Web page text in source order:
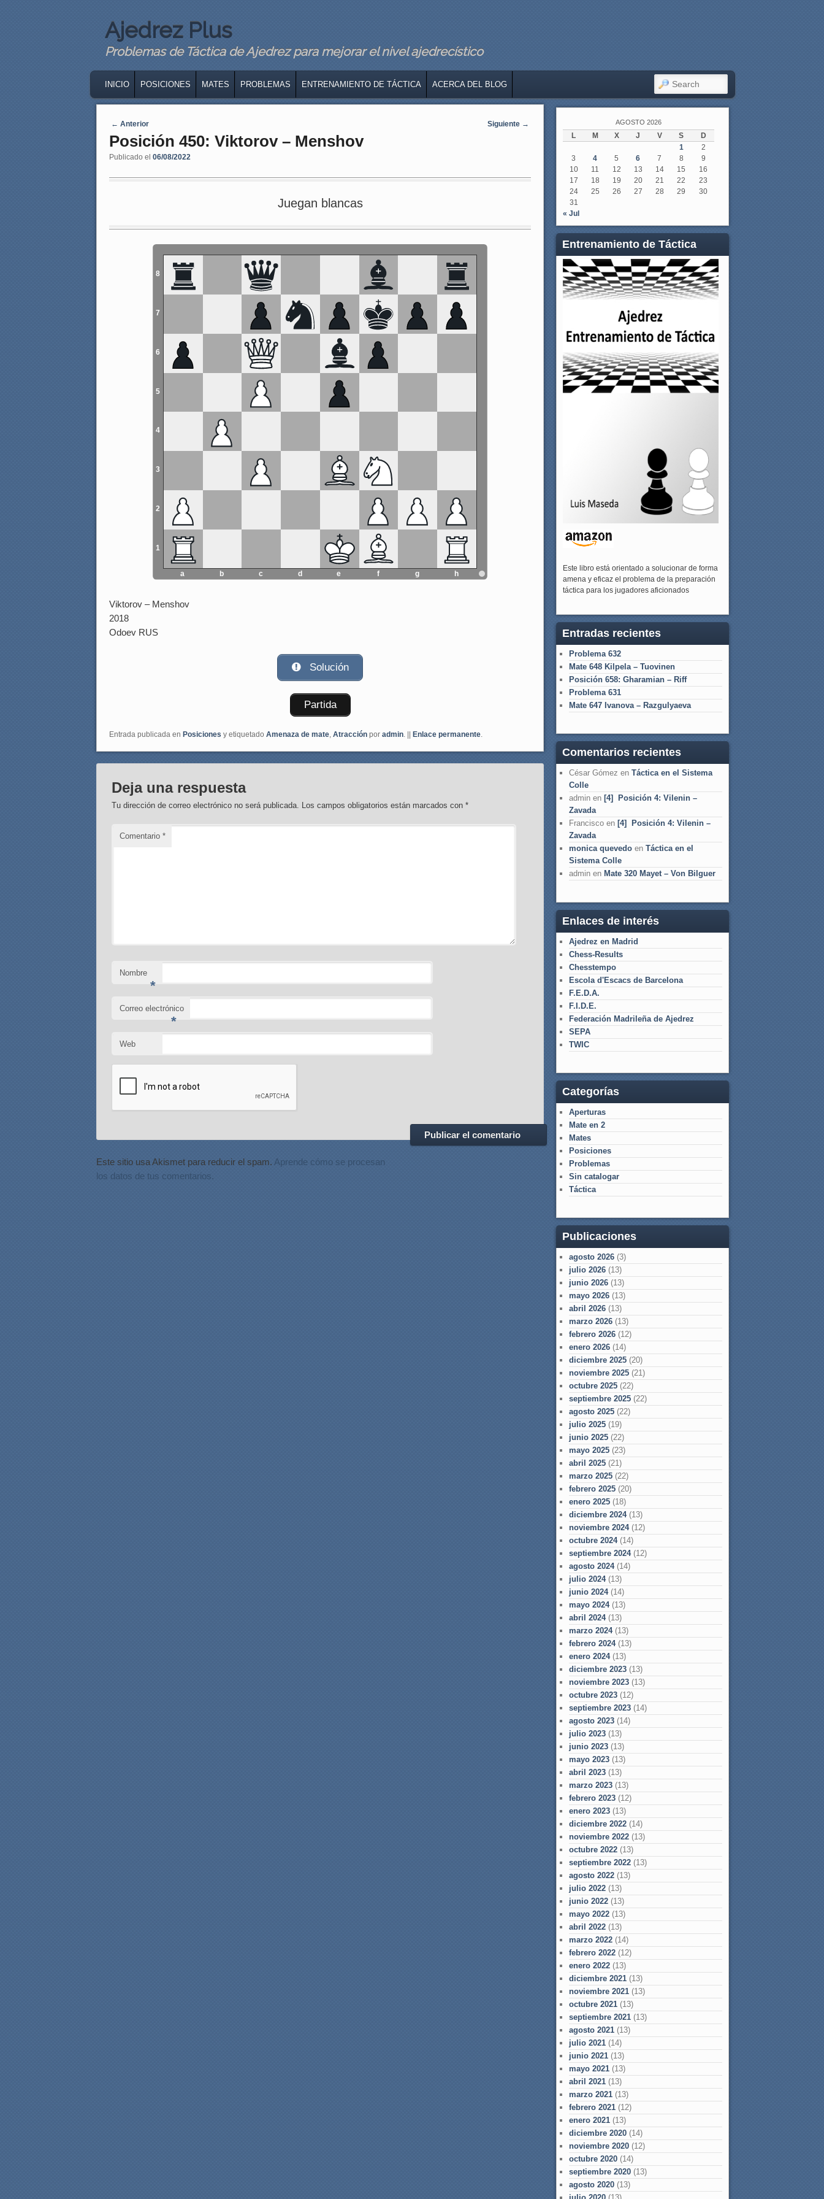
Ajedrez Plus
Problemas de Táctica de Ajedrez para mejorar el nivel ajedrecístico
SKIP TO PRIMARY CONTENT
SKIP TO SECONDARY CONTENT
INICIO POSICIONES MATES PROBLEMAS ENTRENAMIENTO DE TÁCTICA ACERCA DEL BLOG SEARCH
Navegaci�n de entradas
← Anterior Siguiente →
Posición 450: Viktorov – Menshov
Publicado el 06/08/2022
Juegan blancas
8
7
6
5
4
3
2
1
a b c d e f g h
Viktorov – Menshov
2018
Odoev RUS
Solución
Partida
Entrada publicada en Posiciones y etiquetado Amenaza de mate, Atracción por admin. || Enlace permanente.
Deja una respuesta
Tu dirección de correo electrónico no será publicada. Los campos obligatorios están marcados con*
Comentario*
Nombre
*
Correo electrónico
*
Web
Este sitio usa Akismet para reducir el spam. Aprende cómo se procesan
los datos de tus comentarios.
AGOSTO 2026
L M X J V S
D
1
2
3
4 5 6 7 8
9
10
11 12 13 14 15
16
17
18 19 20 21 22
23
24
25 26 27 28 29
30
31
« Jul
Entrenamiento de Táctica
Este libro está orientado a solucionar de forma
amena y eficaz el problema de la preparación
táctica para los jugadores aficionados
Entradas recientes
Problema 632
Mate 648 Kilpela – Tuovinen
Posición 658: Gharamian – Riff
Problema 631
Mate 647 Ivanova – Razgulyaeva
Comentarios recientes
César Gómez en Táctica en el Sistema
Colle
admin en [4] Posición 4: Vilenin –
Zavada
Francisco en [4] Posición 4: Vilenin –
Zavada
monica quevedo en Táctica en el
Sistema Colle
admin en Mate 320 Mayet – Von Bilguer
Enlaces de interés
Ajedrez en Madrid
Chess-Results
Chesstempo
Escola d'Escacs de Barcelona
F.E.D.A.
F.I.D.E.
Federación Madrileña de Ajedrez
SEPA
TWIC
Categorías
Aperturas
Mate en 2
Mates
Posiciones
Problemas
Sin catalogar
Táctica
Publicaciones
agosto 2026 (3)
julio 2026 (13)
junio 2026 (13)
mayo 2026 (13)
abril 2026 (13)
marzo 2026 (13)
febrero 2026 (12)
enero 2026 (14)
diciembre 2025 (20)
noviembre 2025 (21)
octubre 2025 (22)
septiembre 2025 (22)
agosto 2025 (22)
julio 2025 (19)
junio 2025 (22)
mayo 2025 (23)
abril 2025 (21)
marzo 2025 (22)
febrero 2025 (20)
enero 2025 (18)
diciembre 2024(13)
noviembre 2024(12)
octubre 2024(14)
septiembre 2024(12)
agosto 2024(14)
julio 2024(13)
junio 2024(14)
mayo 2024(13)
abril 2024(13)
marzo 2024(13)
febrero 2024(13)
enero 2024(13)
diciembre 2023 (13)
noviembre 2023 (13)
octubre 2023 (12)
septiembre 2023 (14)
agosto 2023 (14)
julio 2023 (13)
junio 2023 (13)
mayo 2023 (13)
abril 2023 (13)
marzo 2023 (13)
febrero 2023 (12)
enero 2023 (13)
diciembre 2022 (14)
noviembre 2022 (13)
octubre 2022 (13)
septiembre 2022 (13)
agosto 2022 (13)
julio 2022 (13)
junio 2022 (13)
mayo 2022 (13)
abril 2022 (13)
marzo 2022 (14)
febrero 2022 (12)
enero 2022 (13)
diciembre 2021 (13)
noviembre 2021 (13)
octubre 2021 (13)
septiembre 2021 (13)
agosto 2021 (13)
julio 2021 (14)
junio 2021 (13)
mayo 2021 (13)
abril 2021 (13)
marzo 2021 (13)
febrero 2021 (12)
enero 2021 (13)
diciembre 2020 (14)
noviembre 2020 (12)
octubre 2020 (14)
septiembre 2020 (13)
agosto 2020 (13)